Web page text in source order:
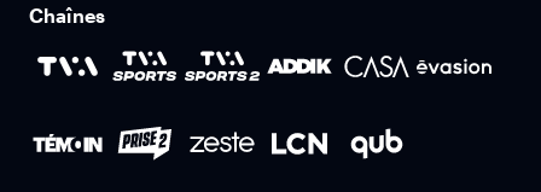
Chaînes